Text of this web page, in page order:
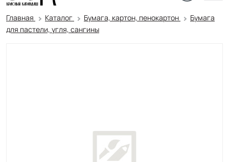
Главная Каталог Бумага, картон, пенокартон
Бумага
для пастели, угля, сангины